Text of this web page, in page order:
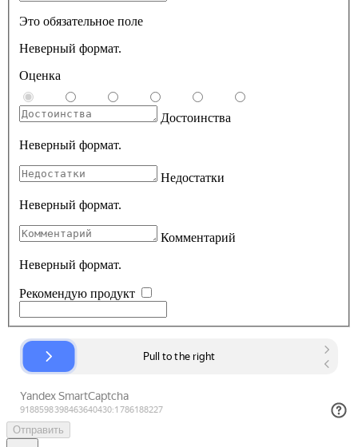
Это обязательное поле
Неверный формат.
Оценка
Достоинства
Неверный формат.
Недостатки
Неверный формат.
Комментарий
Неверный формат.
Рекомендую продукт
Отправить